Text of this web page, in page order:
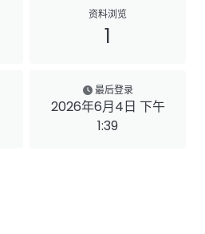
资料浏览
1
最后登录
2026年6月4日 下午
1:39